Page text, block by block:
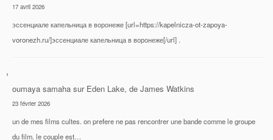
17 avril 2026
эссенциале капельница в воронеже [url=https://kapelnicza-ot-zapoya-
voronezh.ru/]эссенциале капельница в воронеже[/url] .
oumaya samaha sur Eden Lake, de James Watkins
23 février 2026
un de mes films cultes. on prefere ne pas rencontrer une bande comme le groupe
du film. le couple est…